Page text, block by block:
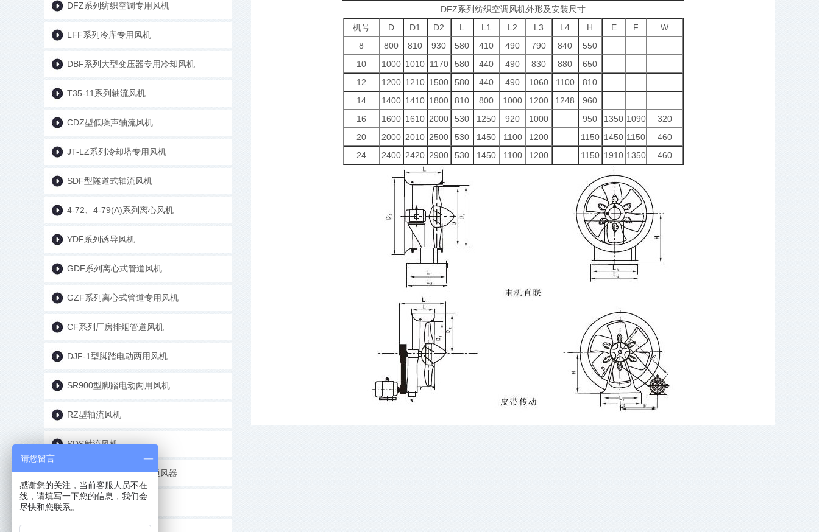
DFZ系列纺织空调专用风机
LFF系列冷库专用风机
DBF系列大型变压器专用冷却风机
T35-11系列轴流风机
CDZ型低噪声轴流风机
JT-LZ系列冷却塔专用风机
SDF型隧道式轴流风机
4-72、4-79(A)系列离心风机
YDF系列诱导风机
GDF系列离心式管道风机
GZF系列离心式管道专用风机
CF系列厂房排烟管道风机
DJF-1型脚踏电动两用风机
SR900型脚踏电动两用风机
RZ型轴流风机
SDS射流风机
BLD系列低噪声吸顶式通风器
防火阀、排烟阀、风口
DFZ系列纺织空调风机外形及安装尺寸
机号
D D1 D2 L L1 L2 L3 L4 H E F
W
8
800 810 930 580 410 490 790 840
550
10
1000 1010 1170 580 440 490 830 880
650
12
1200 1210 1500 580 440 490 1060 1100
810
14
1400 1410 1800 810 800 1000 1200 1248
960
16
1600 1610 2000 530 1250 920 1000 950 1350 1090
320
20
2000 2010 2500 530 1450 1100 1200 1150 1450 1150
460
24
2400 2420 2900 530 1450 1100 1200 1150 1910 1350 460
请您留言
感谢您的关注，当前客服人员不在
线，请填写一下您的信息，我们会
尽快和您联系。